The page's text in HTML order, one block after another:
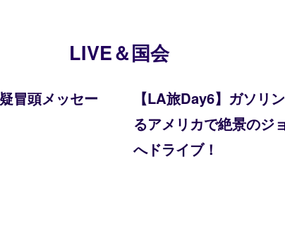
LIVE＆国会
冒頭メッセー
【LA旅Day6】ガソリ
るアメリカで絶景のジ
へドライブ！